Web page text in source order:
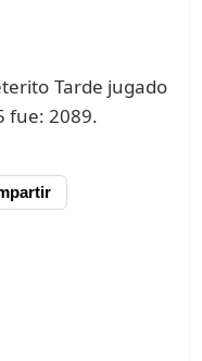
Tarde jugado
fue: 2089.